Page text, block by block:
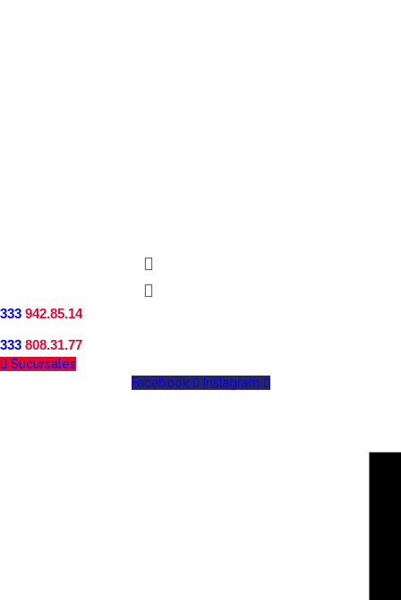
333 942.85.14
333 808.31.77
Sucursales
Facebook
Instagram